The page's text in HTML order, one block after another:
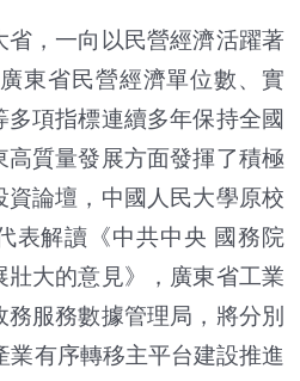
，一向以民營經濟活躍著
東省民營經濟單位數、實
項指標連續多年保持全國
質量發展方面發揮了積極
論壇，中國人民大學原校
表解讀《中共中央 國務院
壯大的意見》，廣東省工業
服務數據管理局，將分別
業有序轉移主平台建設推進